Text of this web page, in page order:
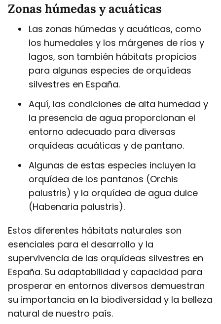
Zonas húmedas y acuáticas
Las zonas húmedas y acuáticas, como
los humedales y los márgenes de ríos y
lagos, son también hábitats propicios
para algunas especies de orquídeas
silvestres en España.
Aquí, las condiciones de alta humedad y
la presencia de agua proporcionan el
entorno adecuado para diversas
orquídeas acuáticas y de pantano.
Algunas de estas especies incluyen la
orquídea de los pantanos (Orchis
palustris) y la orquídea de agua dulce
(Habenaria palustris).
Estos diferentes hábitats naturales son
esenciales para el desarrollo y la
supervivencia de las orquídeas silvestres en
España. Su adaptabilidad y capacidad para
prosperar en entornos diversos demuestran
su importancia en la biodiversidad y la belleza
natural de nuestro país.